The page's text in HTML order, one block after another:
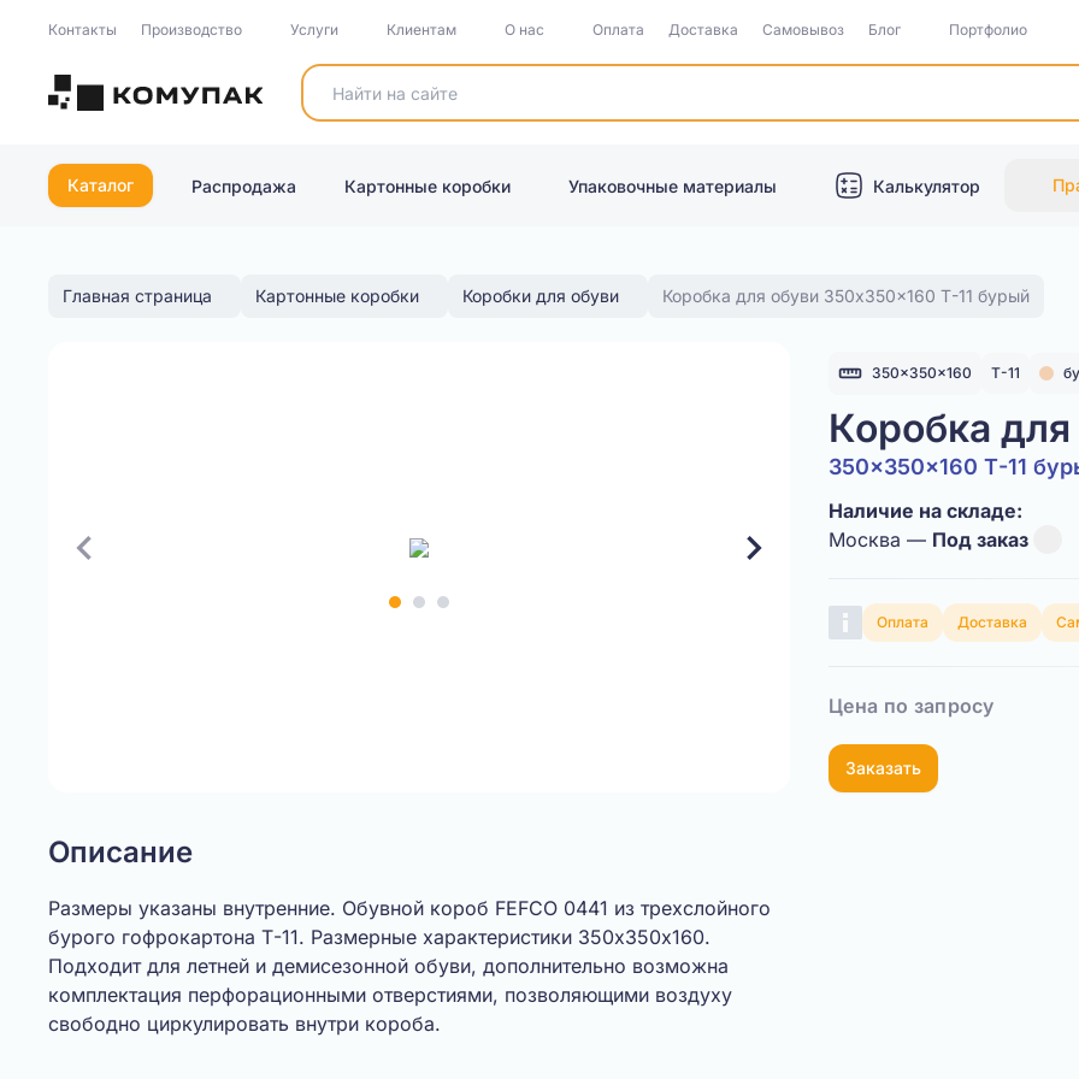
Контакты Производство Услуги Клиентам О нас Оплата Доставка Самовывоз Блог Портфолио
Каталог Распродажа Картонные коробки Упаковочные материалы Калькулятор
Главная страница Картонные коробки Коробки для обуви Коробка для обуви 350x350x160 Т-11 бурый
350x350x160 Т-11
Коробка
350x350x160 Т-11
Наличие на складе:
Москва — Под заказ
Оплата Доставка
Цена по запросу
Заказать
Описание
Размеры указаны внутренние. Обувной короб FEFCO 0441 из трехслойного
бурого гофрокартона Т-11. Размерные характеристики 350х350х160.
Подходит для летней и демисезонной обуви, дополнительно возможна
комплектация перфорационными отверстиями, позволяющими воздуху
свободно циркулировать внутри короба.